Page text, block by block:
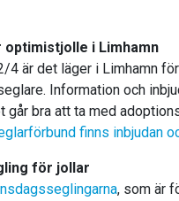
optimistjolle i Limhamn
4 är det läger i Limhamn
Information och
går bra att ta med
finns inbjudan
för jollar
, som är